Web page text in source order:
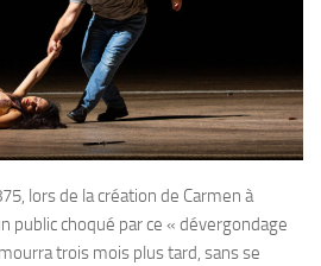
lors de la création de Carmen à
public choqué par ce « dévergondage
trois mois plus tard, sans se